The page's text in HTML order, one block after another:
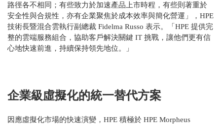
路徑各不相同；有些致力於加速產品上市時程，有些則著重於
安全性與合規性，亦有企業聚焦於成本效率與簡化營運」，HPE
技術長暨混合雲執行副總裁 Fidelma Russo 表示。「HPE 提供完
整的雲端服務組合，協助客戶解決關鍵 IT 挑戰，讓他們更有信
心地快速前進，持續保持領先地位。」
企業級虛擬化的統一替代方案
因應虛擬化市場的快速演變，HPE 積極於 HPE Morpheus